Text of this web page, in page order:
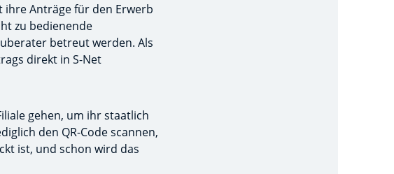
ihre Anträge für den Erwerb
zu bedienende
betreut werden. Als
direkt in S-Net
gehen, um ihr staatlich
den QR-Code scannen,
ist, und schon wird das